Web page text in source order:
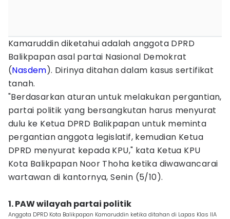
Kamaruddin diketahui adalah anggota DPRD
Balikpapan asal partai Nasional Demokrat
(Nasdem). Dirinya ditahan dalam kasus sertifikat
tanah.
"Berdasarkan aturan untuk melakukan pergantian,
partai politik yang bersangkutan harus menyurat
dulu ke Ketua DPRD Balikpapan untuk meminta
pergantian anggota legislatif, kemudian Ketua
DPRD menyurat kepada KPU," kata Ketua KPU
Kota Balikpapan Noor Thoha ketika diwawancarai
wartawan di kantornya, Senin (5/10).
1. PAW wilayah partai politik
Anggota DPRD Kota Balikpapan Kamaruddin ketika ditahan di Lapas Klas IIA